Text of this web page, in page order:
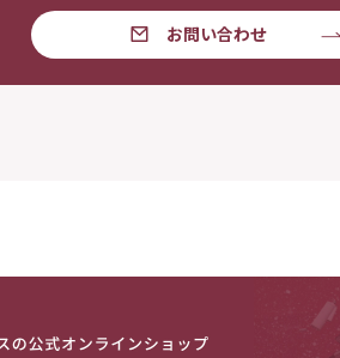
お問い合わせ